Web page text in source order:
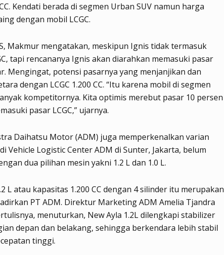
Kendati berada di segmen Urban SUV namun harga
dengan mobil LCGC.
Makmur mengatakan, meskipun Ignis tidak termasuk
tapi rencananya Ignis akan diarahkan memasuki pasar
Mengingat, potensi pasarnya yang menjanjikan dan
dengan LCGC 1.200 CC. “Itu karena mobil di segmen
kompetitornya. Kita optimis merebut pasar 10 persen
pasar LCGC,” ujarnya.
Daihatsu Motor (ADM) juga memperkenalkan varian
Vehicle Logistic Center ADM di Sunter, Jakarta, belum
dua pilihan mesin yakni 1.2 L dan 1.0 L.
L atau kapasitas 1.200 CC dengan 4 silinder itu merupakan
PT ADM. Direktur Marketing ADM Amelia Tjandra
menuturkan, New Ayla 1.2L dilengkapi stabilizer
depan dan belakang, sehingga berkendara lebih stabil
tinggi.